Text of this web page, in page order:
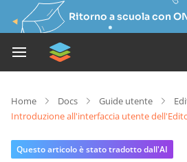
Ritorno a scuola con
Home Docs Guide utente
Introduzione all'interfaccia utente
Questo articolo è stato tradotto dall'AI